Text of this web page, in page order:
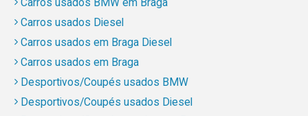
Carros usados Diesel
Carros usados em Braga Diesel
Carros usados em Braga
Desportivos/Coupés usados BMW
Desportivos/Coupés usados Diesel